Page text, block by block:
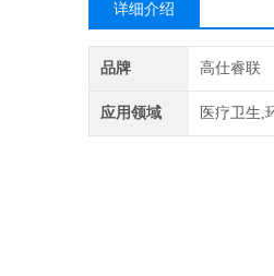
详细介绍
品牌 高仕睿联
应用领域 医疗卫生,